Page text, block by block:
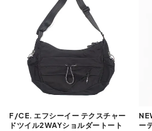
F/CE. エフシーイー テクスチャー
ドツイル2WAYショルダートート
ー